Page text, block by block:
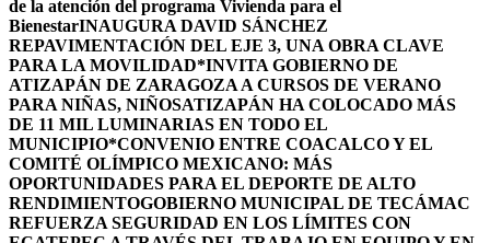
de la atención del programa Vivienda para el
BienestarINAUGURA DAVID SÁNCHEZ
REPAVIMENTACIÓN DEL EJE 3, UNA OBRA CLAVE
PARA LA MOVILIDAD*INVITA GOBIERNO DE
ATIZAPÁN DE ZARAGOZA A CURSOS DE VERANO
PARA NIÑAS, NIÑOSATIZAPÁN HA COLOCADO MÁS
DE 11 MIL LUMINARIAS EN TODO EL
MUNICIPIO*CONVENIO ENTRE COACALCO Y EL
COMITÉ OLÍMPICO MEXICANO: MÁS
OPORTUNIDADES PARA EL DEPORTE DE ALTO
RENDIMIENTOGOBIERNO MUNICIPAL DE TECÁMAC
REFUERZA SEGURIDAD EN LOS LÍMITES CON